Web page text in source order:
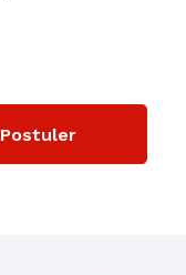
Postuler